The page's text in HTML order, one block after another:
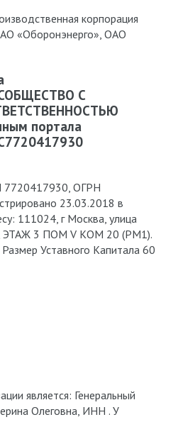
корпорация
«Оборонэнерго», ОАО
С
портала
ОГРН
23.03.2018 в
111024, г Москва, улица
ЭТАЖ 3 ПОМ V КОМ 20 (РМ1).
Уставного Капитала 60
является: Генеральный
Олеговна, ИНН . У